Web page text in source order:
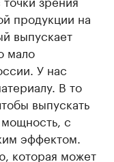
продукции на
выпускает
мало
У нас
В то
выпускать
с
эффектом.
которая может